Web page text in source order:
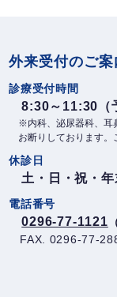
外来受付のご案
診療受付時間
8:30～11:30（
※内科、泌尿器科、耳
お断りしております。
休診日
土・日・祝・
電話番号
0296-77-1121
FAX. 0296-77-